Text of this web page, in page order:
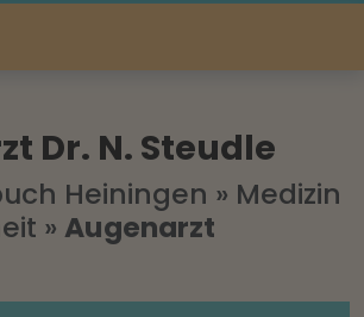
Dr. N. Steudle
Heiningen » Medizin
» Augenarzt